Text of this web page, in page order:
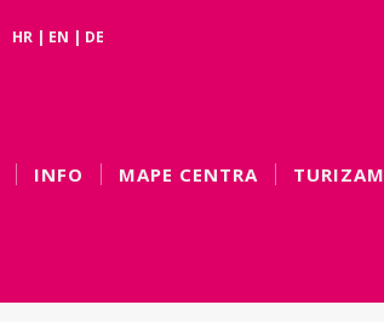
HR | EN | DE
INFO MAPE CENTRA TURIZAM